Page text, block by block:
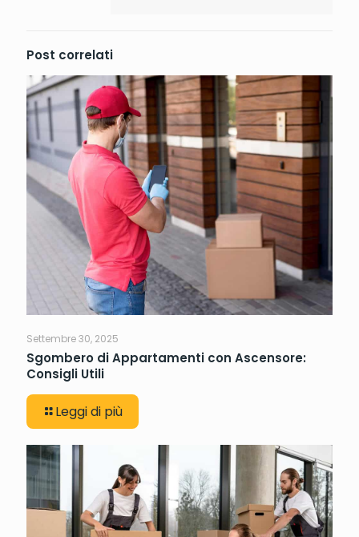
Post correlati
Settembre 30, 2025
Sgombero di Appartamenti con Ascensore:
Consigli Utili
Leggi di più